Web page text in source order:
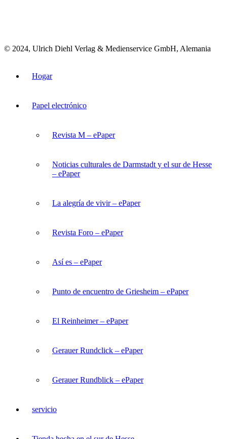
© 2024, Ulrich Diehl Verlag & Medienservice GmbH, Alemania
Hogar
Papel electrónico
Revista M – ePaper
Noticias culturales de Darmstadt y el sur de Hesse
– ePaper
La alegría de vivir – ePaper
Revista Foro – ePaper
Así es – ePaper
Punto de encuentro de Griesheim – ePaper
El Reinheimer – ePaper
Gerauer Rundclick – ePaper
Gerauer Rundblick – ePaper
servicio